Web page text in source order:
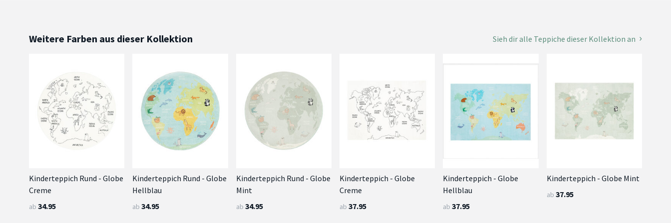
Weitere Farben aus dieser Kollektion Sieh dir alle Teppiche dieser Kollektion an
Kinderteppich Rund - Globe
Creme
ab 34.95
Kinderteppich Rund - Globe
Hellblau
ab 34.95
Kinderteppich Rund - Globe
Mint
ab 34.95
Kinderteppich - Globe
Creme
ab 37.95
Kinderteppich - Globe
Hellblau
ab 37.95
Kinderteppich - Globe Mint
ab 37.95